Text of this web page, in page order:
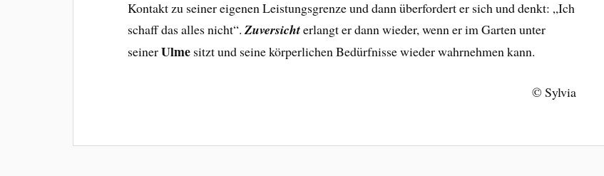
Kontakt zu seiner eigenen Leistungsgrenze und dann überfordert er sich und denkt: „Ich
schaff das alles nicht“.Zuversichterlangt er dann wieder, wenn er im Garten unter
seinerUlme sitzt und seine körperlichen Bedürfnisse wieder wahrnehmen kann.
© Sylvia